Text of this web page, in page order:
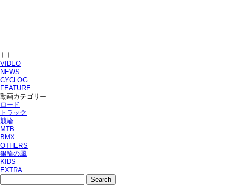
VIDEO
NEWS
CYCLOG
FEATURE
動画カテゴリー
ロード
トラック
競輪
MTB
BMX
OTHERS
銀輪の風
KIDS
EXTRA